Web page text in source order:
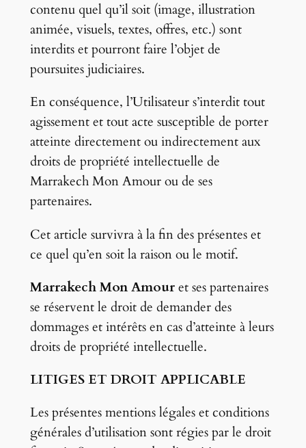
contenu quel qu’il soit (image, illustration
animée, visuels, textes, offres, etc.) sont
interdits et pourront faire l’objet de
poursuites judiciaires.
En conséquence, l’Utilisateur s’interdit tout
agissement et tout acte susceptible de porter
atteinte directement ou indirectement aux
droits de propriété intellectuelle de
Marrakech Mon Amour ou de ses
partenaires.
Cet article survivra à la fin des présentes et
ce quel qu’en soit la raison ou le motif.
Marrakech Mon Amouret ses partenaires
se réservent le droit de demander des
dommages et intérêts en cas d’atteinte à leurs
droits de propriété intellectuelle.
LITIGES ET DROIT APPLICABLE
Les présentes mentions légales et conditions
générales d’utilisation sont régies par le droit